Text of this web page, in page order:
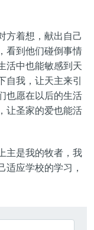
方着想，献出自己
看到他们碰倒事情
活中也能敏感到天
自我，让天主来引
也愿在以后的生活
让圣家的爱也能活
主是我的牧者，我
适应学校的学习，